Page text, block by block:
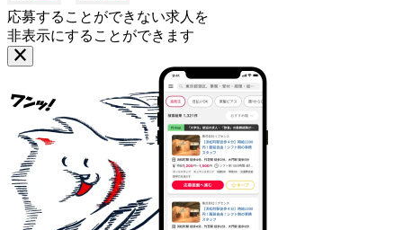
応募することができない求人を
非表示にすることができます